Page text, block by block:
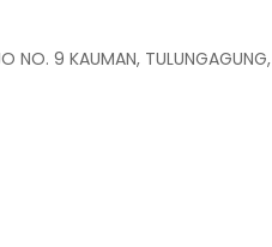
NO. 9 KAUMAN, TULUNGAGUNG,